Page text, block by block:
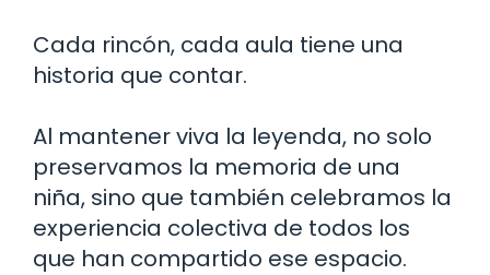
Cada rincón, cada aula tiene una
historia que contar.
Al mantener viva la leyenda, no solo
preservamos la memoria de una
niña, sino que también celebramos la
experiencia colectiva de todos los
que han compartido ese espacio.